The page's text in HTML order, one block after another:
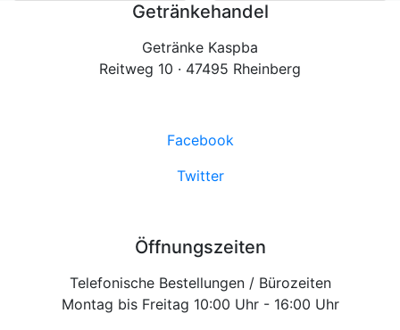
Getränkehandel
Getränke Kaspba
Reitweg 10 · 47495 Rheinberg
Facebook
Twitter
Öffnungszeiten
Telefonische Bestellungen / Bürozeiten
Montag bis Freitag 10:00 Uhr - 16:00 Uhr